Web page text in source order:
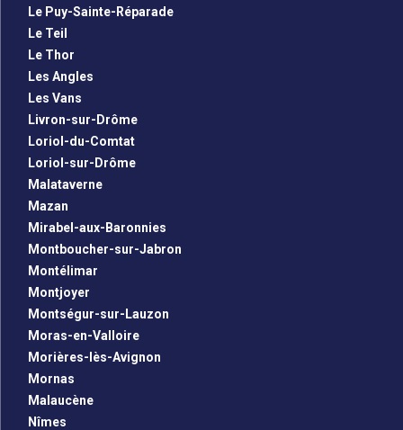
Le Puy-Sainte-Réparade
Le Teil
Le Thor
Les Angles
Les Vans
Livron-sur-Drôme
Loriol-du-Comtat
Loriol-sur-Drôme
Malataverne
Mazan
Mirabel-aux-Baronnies
Montboucher-sur-Jabron
Montélimar
Montjoyer
Montségur-sur-Lauzon
Moras-en-Valloire
Morières-lès-Avignon
Mornas
Malaucène
Nîmes